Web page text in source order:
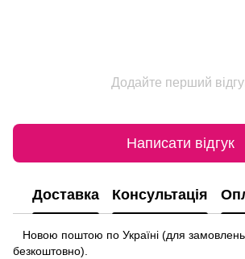
Додайте перший
Написати відгук
Доставка Консультація
Новою поштою по Україні (для замовлень
безкоштовно).